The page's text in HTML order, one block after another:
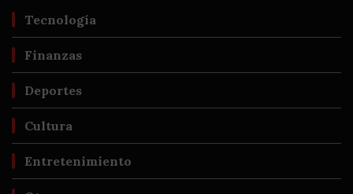
Tecnología
Finanzas
Deportes
Cultura
Entretenimiento